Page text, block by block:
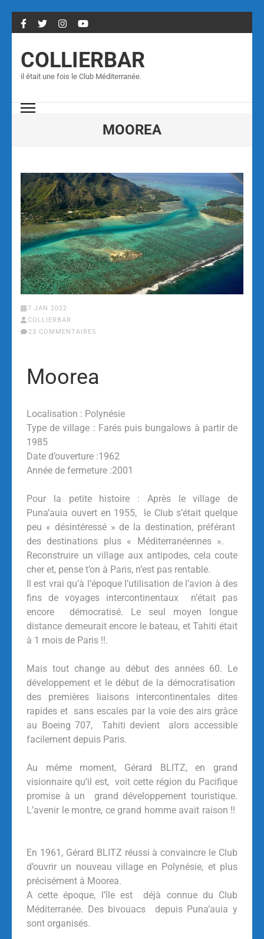
COLLIERBAR
il était une fois le Club Méditerranée.
MOOREA
7 JAN 2022
COLLIERBAR
23 COMMENTAIRES
Moorea
Localisation : Polynésie
Type de village : Farés puis bungalows à partir de
1985
Date d’ouverture :1962
Année de fermeture :2001
Pour la petite histoire : Après le village de
Puna’auia ouvert en 1955, le Club s’était quelque
peu « désintéressé » de la destination, préférant
des destinations plus « Méditerranéennes ».
Reconstruire un village aux antipodes, cela coute
cher et, pense t’on à Paris, n’est pas rentable.
Il est vrai qu’à l’époque l’utilisation de l’avion à des
fins de voyages intercontinentaux n’était pas
encore démocratisé. Le seul moyen longue
distance demeurait encore le bateau, et Tahiti était
à 1 mois de Paris !!.
Mais tout change au début des années 60. Le
développement et le début de la démocratisation
des premières liaisons intercontinentales dites
rapides et sans escales par la voie des airs grâce
au Boeing 707, Tahiti devient alors accessible
facilement depuis Paris.
Au même moment, Gérard BLITZ, en grand
visionnaire qu’il est, voit cette région du Pacifique
promise à un grand développement touristique.
L’avenir le montre, ce grand homme avait raison !!
En 1961, Gérard BLITZ réussi à convaincre le Club
d’ouvrir un nouveau village en Polynésie, et plus
précisément à Moorea.
A cette époque, l’île est déjà connue du Club
Méditerranée. Des bivouacs depuis Puna’auia y
sont organisés.